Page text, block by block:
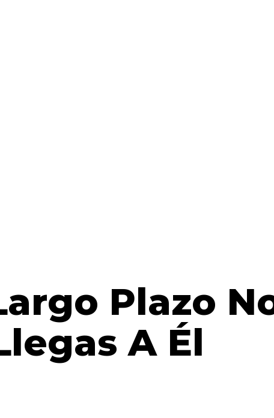
Plazo
A Él